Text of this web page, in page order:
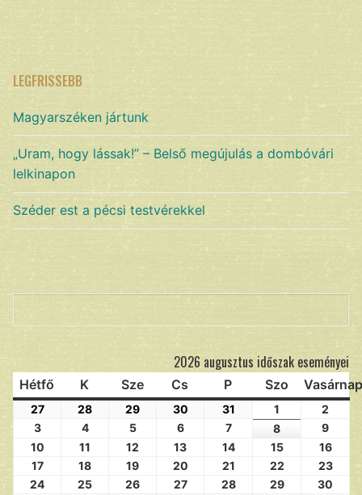
LEGFRISSEBB
Magyarszéken jártunk
„Uram, hogy lássak!” – Belső megújulás a dombóvári
lelkinapon
Széder est a pécsi testvérekkel
2026 augusztus időszak eseményei
Hétfő K Sze Cs P Szo Vasárnap
27 28 29 30 31 1
2
3
4 5 6 7 8
9
10
11 12 13 14 15
16
17
18 19 20 21 22
23
24
25 26 27 28 29
30